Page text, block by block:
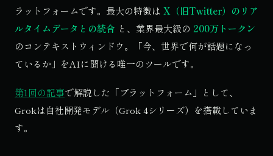
ラットフォームです。最大の特徴は X（旧Twitter）のリア
ルタイムデータとの統合 と、業界最大級の 200万トークン
のコンテキストウィンドウ。「今、世界で何が話題になっ
ているか」をAIに聞ける唯一のツールです。
第1回の記事で解説した「プラットフォーム」として、
Grokは自社開発モデル（Grok 4シリーズ）を搭載していま
す。